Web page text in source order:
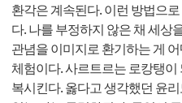
환각은 계속된다. 이런 방법으
다. 나를 부정하지 않은 채 세상
관념을 이미지로 환기하는 게
체험이다. 사르트르는 로캉탱
복시킨다. 옳다고 생각했던 윤